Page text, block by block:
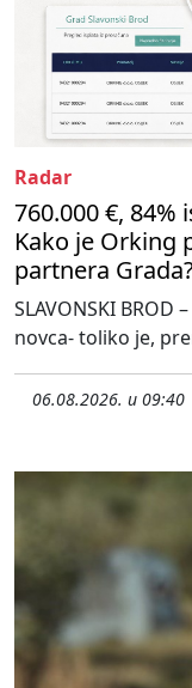
Radar
760.000 €,
Kako je Orking
partnera
SLAVONSKI
novca- toliko je,
06.08.2026. u 09:40